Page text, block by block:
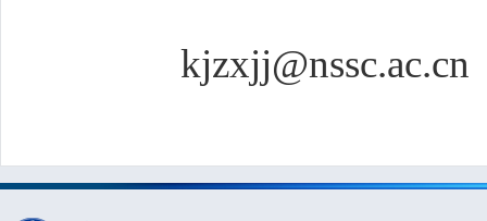
kjzxjj@nssc.ac.cn